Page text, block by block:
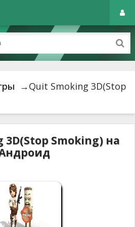
→Quit Smoking 3D(Stop
3D(Stop Smoking) на